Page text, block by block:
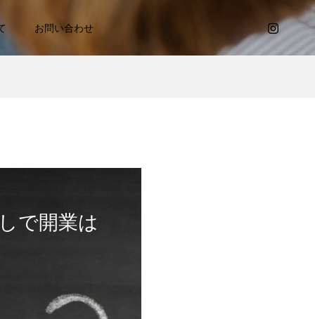
お問い合わせ
で開業は